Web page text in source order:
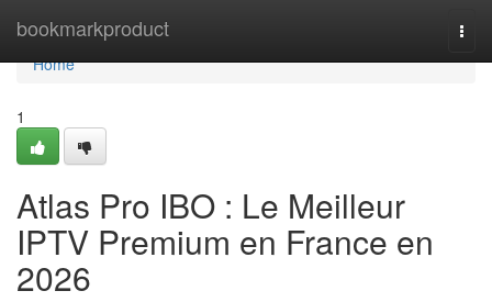
bookmarkproduct
Home
Home
1
Atlas Pro IBO : Le Meilleur
IPTV Premium en France en
2026